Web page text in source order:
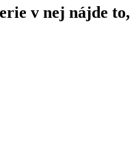
v nej nájde